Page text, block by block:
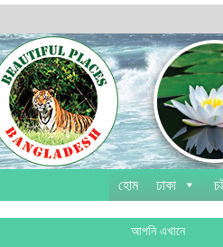
হোম ঢাকা
আপনি এখানে